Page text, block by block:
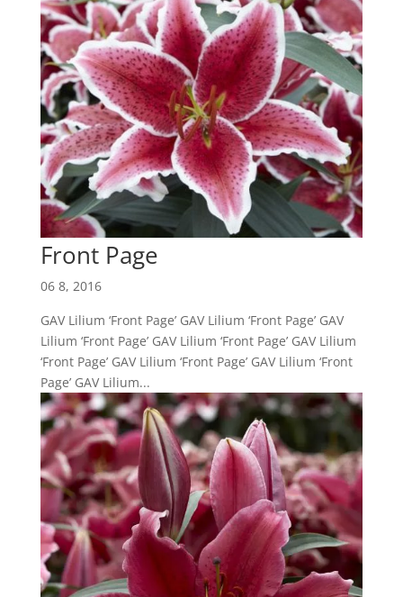
Front Page
06 8, 2016
GAV Lilium ‘Front Page’ GAV Lilium ‘Front Page’ GAV
Lilium ‘Front Page’ GAV Lilium ‘Front Page’ GAV Lilium
‘Front Page’ GAV Lilium ‘Front Page’ GAV Lilium ‘Front
Page’ GAV Lilium...